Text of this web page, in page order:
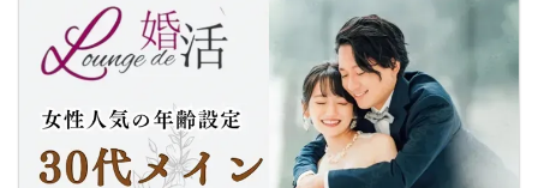
美味しい料理やドリンク、自然と会話が進むミニゲームもお楽しみください。
16:00 【イベント終了】
≪イベント概要≫
◆日時
8月23日(日）13:00～16:00(受付時間12:30～12:45)
◆会場
土間土間 土間土間 太田駅前店
男性8,500円 女性3,000円
3時間飲み放題＆美味しい料理